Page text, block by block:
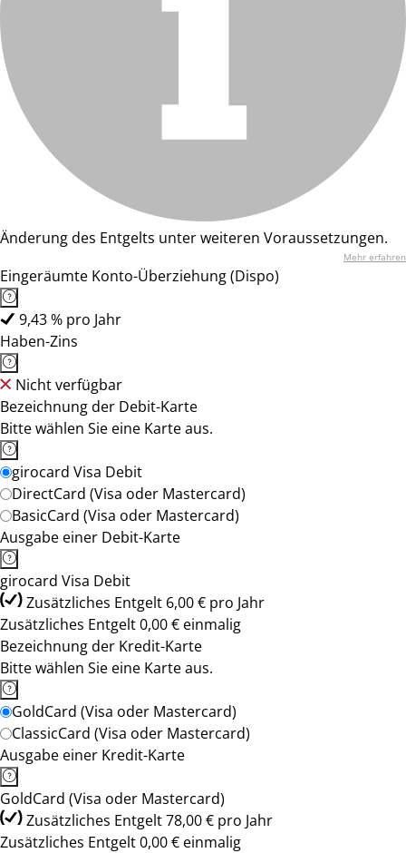
Änderung des Entgelts unter weiteren Voraussetzungen.
Mehr erfahren
Eingeräumte Konto-Überziehung (Dispo)
9,43 % pro Jahr
Haben-Zins
Nicht verfügbar
Bezeichnung der Debit-Karte
Bitte wählen Sie eine Karte aus.
girocard Visa Debit
DirectCard (Visa oder Mastercard)
BasicCard (Visa oder Mastercard)
Ausgabe einer Debit-Karte
girocard Visa Debit
Zusätzliches Entgelt 6,00 € pro Jahr
Zusätzliches Entgelt 0,00 € einmalig
Bezeichnung der Kredit-Karte
Bitte wählen Sie eine Karte aus.
GoldCard (Visa oder Mastercard)
ClassicCard (Visa oder Mastercard)
Ausgabe einer Kredit-Karte
GoldCard (Visa oder Mastercard)
Zusätzliches Entgelt 78,00 € pro Jahr
Zusätzliches Entgelt 0,00 € einmalig